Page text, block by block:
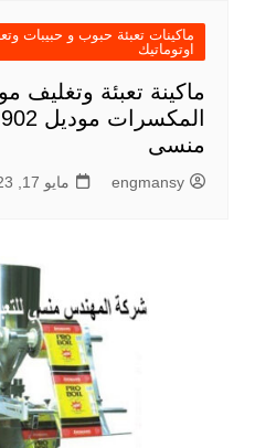
ماكينات تعبئة حبوب و حبيبات
اوتوماتيك
ماكينة تعبئة وتغليف
منسى
engmansy مايو 17, 2023